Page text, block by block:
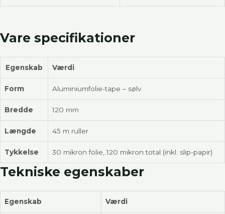
Vare specifikationer
Egenskab Værdi
Form Aluminiumfolie-tape – sølv
Bredde 120 mm
Længde 45 m ruller
Tykkelse 30 mikron folie, 120 mikron total (inkl. slip-papir)
Tekniske egenskaber
Egenskab Værdi